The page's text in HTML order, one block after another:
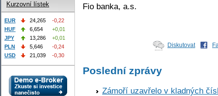
Fio banka, a.s.
Diskutovat
Poslední zprávy
Zámoří uzavřelo v kladných
Kurzovní lístek
EUR 24,265
-0,22
HUF
6,654
+0,01
JPY
13,286
+0,01
PLN
5,646
-0,24
USD
21,039 -0,30